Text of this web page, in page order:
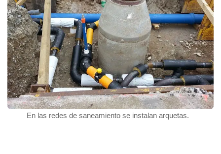
En las redes de saneamiento se instalan arquetas.